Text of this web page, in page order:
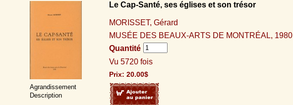
Agrandissement
Description
Le Cap-Santé, ses églises et son trésor
MORISSET, Gérard
MUSÉE DES BEAUX-ARTS DE MONTRÉAL, 1980
Quantité
Vu 5720 fois
Prix: 20.00$